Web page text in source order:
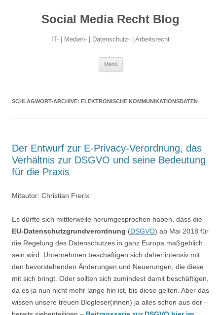
Social Media Recht Blog
IT- | Medien- | Datenschutz- | Arbeitsrecht
Menü
SCHLAGWORT-ARCHIVE: ELEKTRONISCHE KOMMUNIKATIONSDATEN
Der Entwurf zur E-Privacy-Verordnung, das
Verhältnis zur DSGVO und seine Bedeutung
für die Praxis
Mitautor: Christian Frerix
Es dürfte sich mittlerweile herumgesprochen haben, dass die
EU-Datenschutzgrundverordnung (DSGVO) ab Mai 2018 für
die Regelung des Datenschutzes in ganz Europa maßgeblich
sein wird. Unternehmen beschäftigen sich daher intensiv mit
den bevorstehenden Änderungen und Neuerungen, die diese
mit sich bringt. Oder sollten sich zumindest damit beschäftigen,
da es ja nun nicht mehr lange hin ist, bis diese gelten. Aber das
wissen unsere treuen Blogleser(innen) ja alles schon aus der –